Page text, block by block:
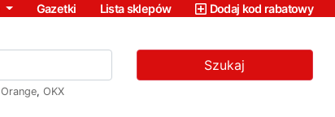
Gazetki Lista sklepów Dodaj kod rabatowy
Szukaj
Orange, OKX